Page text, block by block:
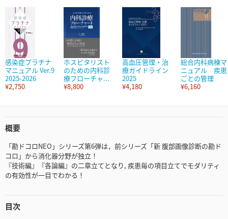
感染症プラチナ
マニュアル Ver.9
2025-2026
¥2,750
ホスピタリスト
のための内科診
療フローチャ...
¥8,800
高血圧管理・治
療ガイドライン
2025
¥4,180
総合内科病棟マ
ニュアル 疾患
ごとの管理
¥6,160
概要
「勘ドコロNEO」シリーズ第6弾は，前シリーズ「新 腹部画像診断の勘ド
コロ」から消化器分野が独立！
『技術編』『各論編』の二章立てとなり, 疾患毎の項目立てでモダリティ
の有効性が一目でわかる！
目次